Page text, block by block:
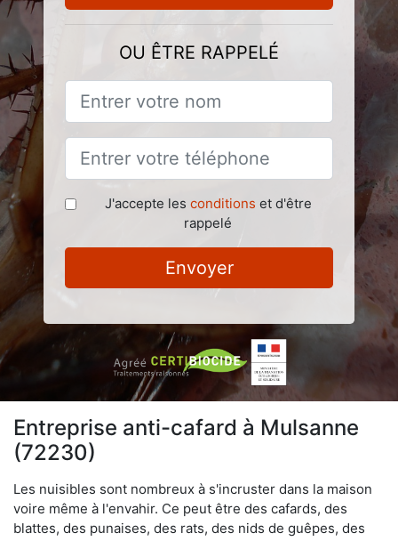
OU ÊTRE RAPPELÉ
J'accepte les conditions et d'être
rappelé
Envoyer
Entreprise anti-cafard à Mulsanne
(72230)
Les nuisibles sont nombreux à s'incruster dans la maison
voire même à l'envahir. Ce peut être des cafards, des
blattes, des punaises, des rats, des nids de guêpes, des